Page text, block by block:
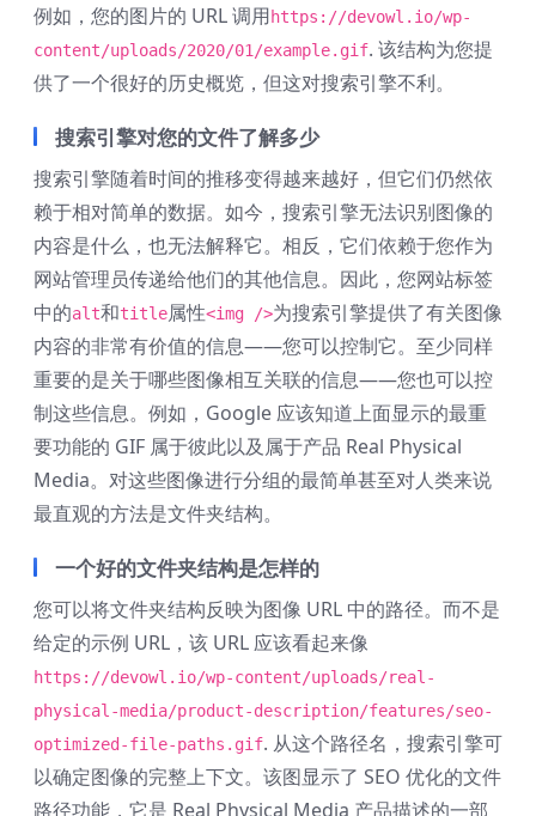
例如，您的图片的 URL 调用https://devowl.io/wp-
content/uploads/2020/01/example.gif. 该结构为您提
供了一个很好的历史概览，但这对搜索引擎不利。
搜索引擎对您的文件了解多少
搜索引擎随着时间的推移变得越来越好，但它们仍然依
赖于相对简单的数据。如今，搜索引擎无法识别图像的
内容是什么，也无法解释它。相反，它们依赖于您作为
网站管理员传递给他们的其他信息。因此，您网站标签
中的alt和title属性<img />为搜索引擎提供了有关图像
内容的非常有价值的信息——您可以控制它。至少同样
重要的是关于哪些图像相互关联的信息——您也可以控
制这些信息。例如，Google 应该知道上面显示的最重
要功能的 GIF 属于彼此以及属于产品 Real Physical
Media。对这些图像进行分组的最简单甚至对人类来说
最直观的方法是文件夹结构。
一个好的文件夹结构是怎样的
您可以将文件夹结构反映为图像 URL 中的路径。而不是
给定的示例 URL，该 URL 应该看起来像
https://devowl.io/wp-content/uploads/real-
physical-media/product-description/features/seo-
optimized-file-paths.gif. 从这个路径名，搜索引擎可
以确定图像的完整上下文。该图显示了 SEO 优化的文件
路径功能，它是 Real Physical Media 产品描述的一部